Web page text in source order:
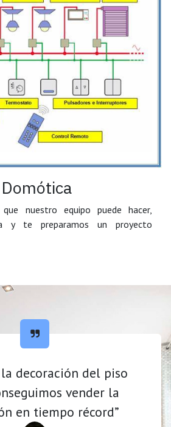
Domótica
nuestro equipo puede hacer,
y te preparamos un proyecto
la decoración del piso
vender la
en tiempo récord”